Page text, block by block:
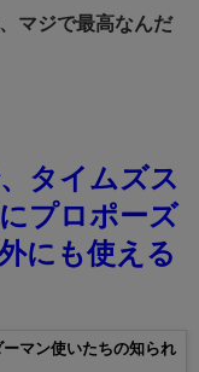
マジで最高なんだ
タイムズス
プロポーズ
にも使える
マン使いたちの知られ